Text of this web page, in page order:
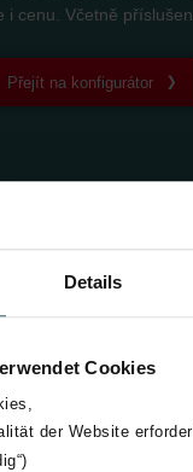
Details
Cookies
der Website
i cenu. Včetně
Přejít na konfigurátor